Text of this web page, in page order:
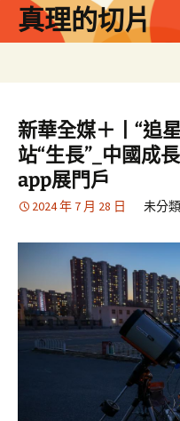
真理的切片
新華全媒＋丨“追
站“生長”_中國成
app展門戶
2024 年 7 月 28 日 未分類